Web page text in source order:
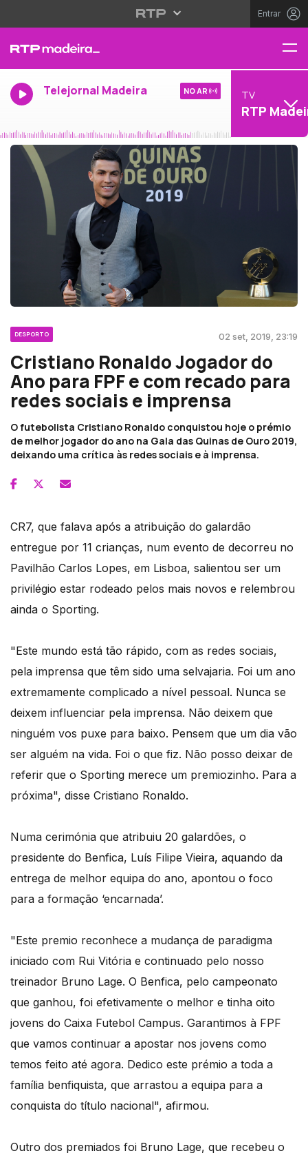
Entrar
Telejornal Madeira NO AR TV
RTP
DESPORTO 02 set, 2019, 23:19
Cristiano Ronaldo Jogador do
Ano para FPF e com recado para
redes sociais e imprensa
O futebolista Cristiano Ronaldo conquistou hoje o prémio
de melhor jogador do ano na Gala das Quinas de Ouro 2019,
deixando uma crítica às redes sociais e à imprensa.
CR7, que falava após a atribuição do galardão
entregue por 11 crianças, num evento de decorreu no
Pavilhão Carlos Lopes, em Lisboa, salientou ser um
privilégio estar rodeado pelos mais novos e relembrou
ainda o Sporting.
"Este mundo está tão rápido, com as redes sociais,
pela imprensa que têm sido uma selvajaria. Foi um ano
extremamente complicado a nível pessoal. Nunca se
deixem influenciar pela imprensa. Não deixem que
ninguém vos puxe para baixo. Pensem que um dia vão
ser alguém na vida. Foi o que fiz. Não posso deixar de
referir que o Sporting merece um premiozinho. Para a
próxima", disse Cristiano Ronaldo.
Numa cerimónia que atribuiu 20 galardões, o
presidente do Benfica, Luís Filipe Vieira, aquando da
entrega de melhor equipa do ano, apontou o foco
para a formação ‘encarnada’.
"Este premio reconhece a mudança de paradigma
iniciado com Rui Vitória e continuado pelo nosso
treinador Bruno Lage. O Benfica, pelo campeonato
que ganhou, foi efetivamente o melhor e tinha oito
jovens do Caixa Futebol Campus. Garantimos à FPF
que vamos continuar a apostar nos jovens como
temos feito até agora. Dedico este prémio a toda a
família benfiquista, que arrastou a equipa para a
conquista do título nacional", afirmou.
Outro dos premiados foi Bruno Lage, que recebeu o